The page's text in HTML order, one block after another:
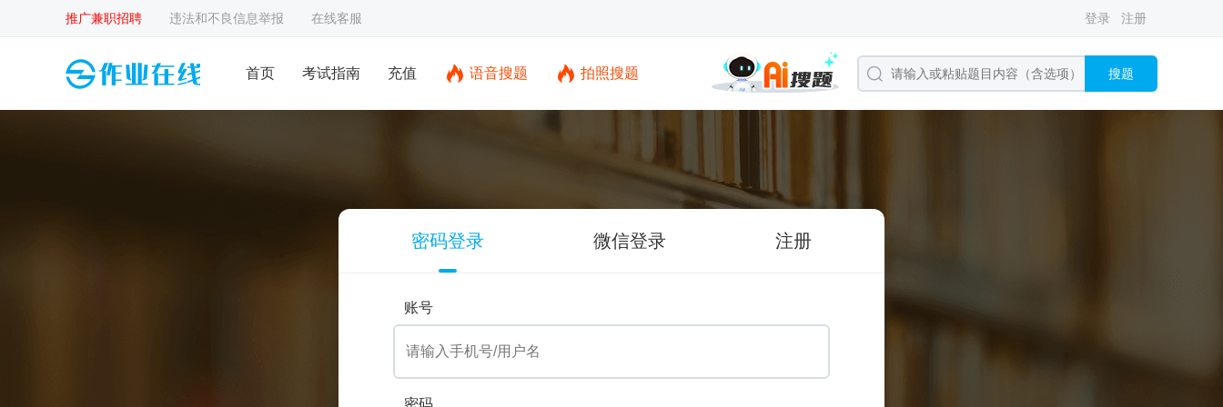
推广兼职招聘 违法和不良信息举报 在线客服 登录 注册
首页 考试指南 充值 语音搜题 拍照搜题 搜题
密码登录 微信登录 注册
账号
密码